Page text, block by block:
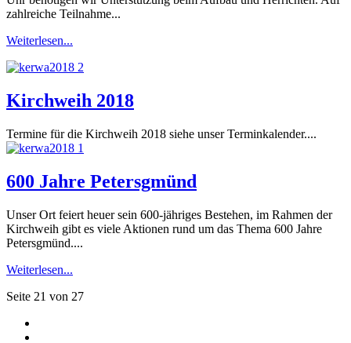
zahlreiche Teilnahme...
Weiterlesen...
Kirchweih 2018
Termine für die Kirchweih 2018 siehe unser Terminkalender....
600 Jahre Petersgmünd
Unser Ort feiert heuer sein 600-jähriges Bestehen, im Rahmen der
Kirchweih gibt es viele Aktionen rund um das Thema 600 Jahre
Petersgmünd....
Weiterlesen...
Seite 21 von 27